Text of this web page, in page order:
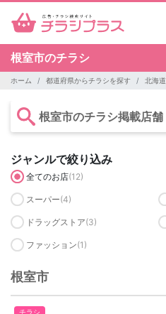
根室市のチラシ
ホーム 都道府県からチラシを探す 北海道
根室市のチラシ掲載店舗
ジャンルで絞り込み
全てのお店(12)
スーパー(4)
ドラッグストア(3)
ファッション(1)
根室市
チラシ